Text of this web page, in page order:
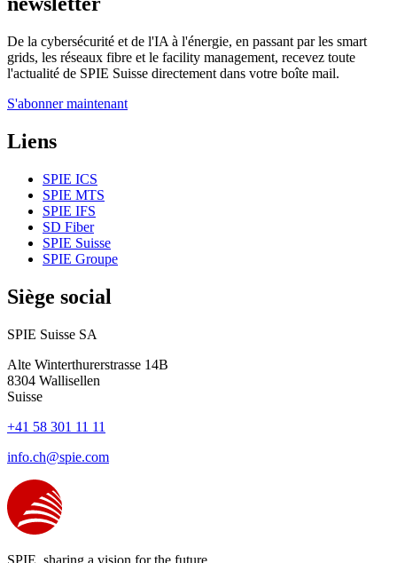
De la cybersécurité et de l'IA à l'énergie, en passant par les smart
grids, les réseaux fibre et le facility management, recevez toute
l'actualité de SPIE Suisse directement dans votre boîte mail.
S'abonner maintenant
Liens
SPIE ICS
SPIE MTS
SPIE IFS
SD Fiber
SPIE Suisse
SPIE Groupe
Siège social
SPIE Suisse SA
Alte Winterthurerstrasse 14B
8304 Wallisellen
Suisse
+41 58 301 11 11
info.ch@spie.com
SPIE, sharing a vision for the future